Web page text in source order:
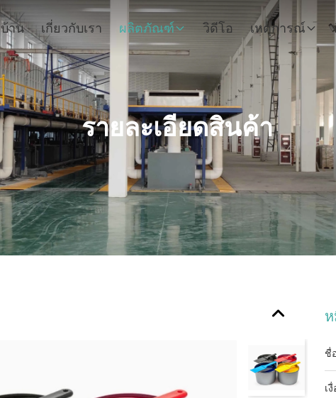
บ้าน เกี่ยวกับเรา ผลิตภัณฑ์ วิดีโอ เหตุการณ์
รายละเอียดสินค้า
ชื่
เ